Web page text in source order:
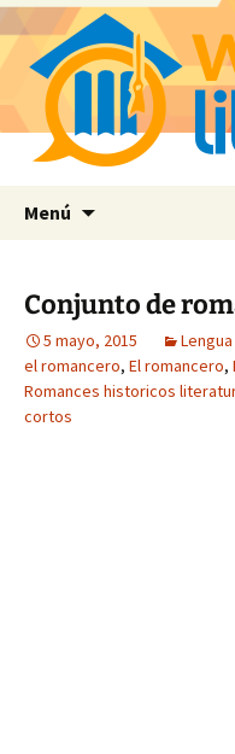
Menú
Conjunto de
5 mayo, 2015
el romancero, El romancero,
Romances historicos
cortos